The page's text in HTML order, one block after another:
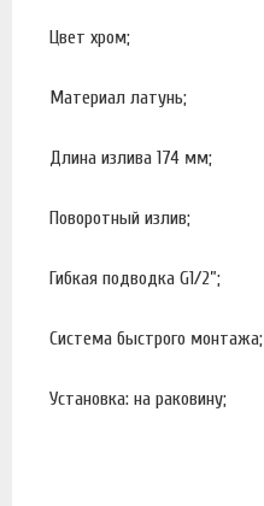
Цвет хром;
Материал латунь;
Длина излива 174 мм;
Поворотный излив;
Гибкая подводка G1/2”;
Система быстрого монтажа;
Установка: на раковину;